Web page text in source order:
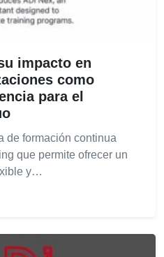
impacto en
como
para el
de formación continua
que permite ofrecer un
y…